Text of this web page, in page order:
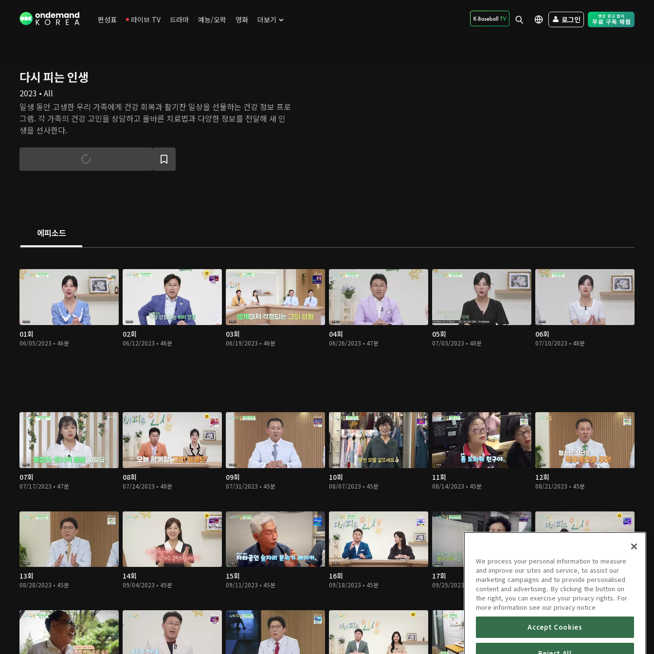
편성표 라이브 TV 드라마 예능/오락 영화 더보기 로그인 Free Trial -
다시 피는 인생
2023 • All
일생 동안 고생한 우리 가족에게 건강 회복과 활기찬 일상을 선물하는 건강 정보 프로
그램. 각 가족의 건강 고민을 상담하고 올바른 치료법과 다양한 정보를 전달해 새 인
생을 선사한다.
에피소드
01회
06/05/2023 • 46분
02회
06/12/2023 • 46분
03회
06/19/2023 • 46분
04회
06/26/2023 • 47분
05회
07/03/2023 • 48분
06회
07/10/2023 • 48분
07회
07/17/2023 • 47분
08회
07/24/2023 • 48분
09회
07/31/2023 • 45분
10회
08/07/2023 • 45분
11회
08/14/2023 • 45분
12회
08/21/2023 • 45분
13회
08/28/2023 • 45분
14회
09/04/2023 • 45분
15회
09/11/2023 • 45분
16회
09/18/2023 • 45분
17회
09/25/2023 • 45분
18회
10/02/2023 • 45분
We process your personal information to measure
and improve our sites and service, to assist our
marketing campaigns and to provide personalised
content and advertising. By clicking the button on
the right, you can exercise your privacy rights. For
more information see our privacy notice
Accept Cookies